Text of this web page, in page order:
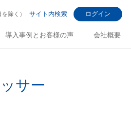
除く） サイト内検索 ログイン
導入事例とお客様の声 会社概要
サー